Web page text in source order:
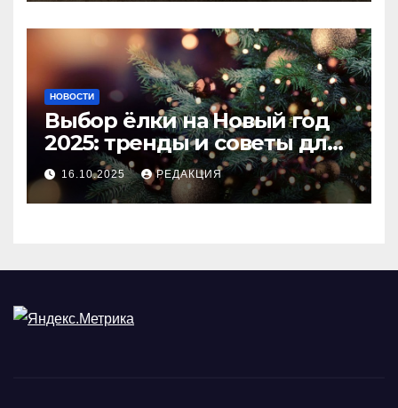
НОВОСТИ
Выбор ёлки на Новый год
2025: тренды и советы для
идеального праздника
16.10.2025 РЕДАКЦИЯ